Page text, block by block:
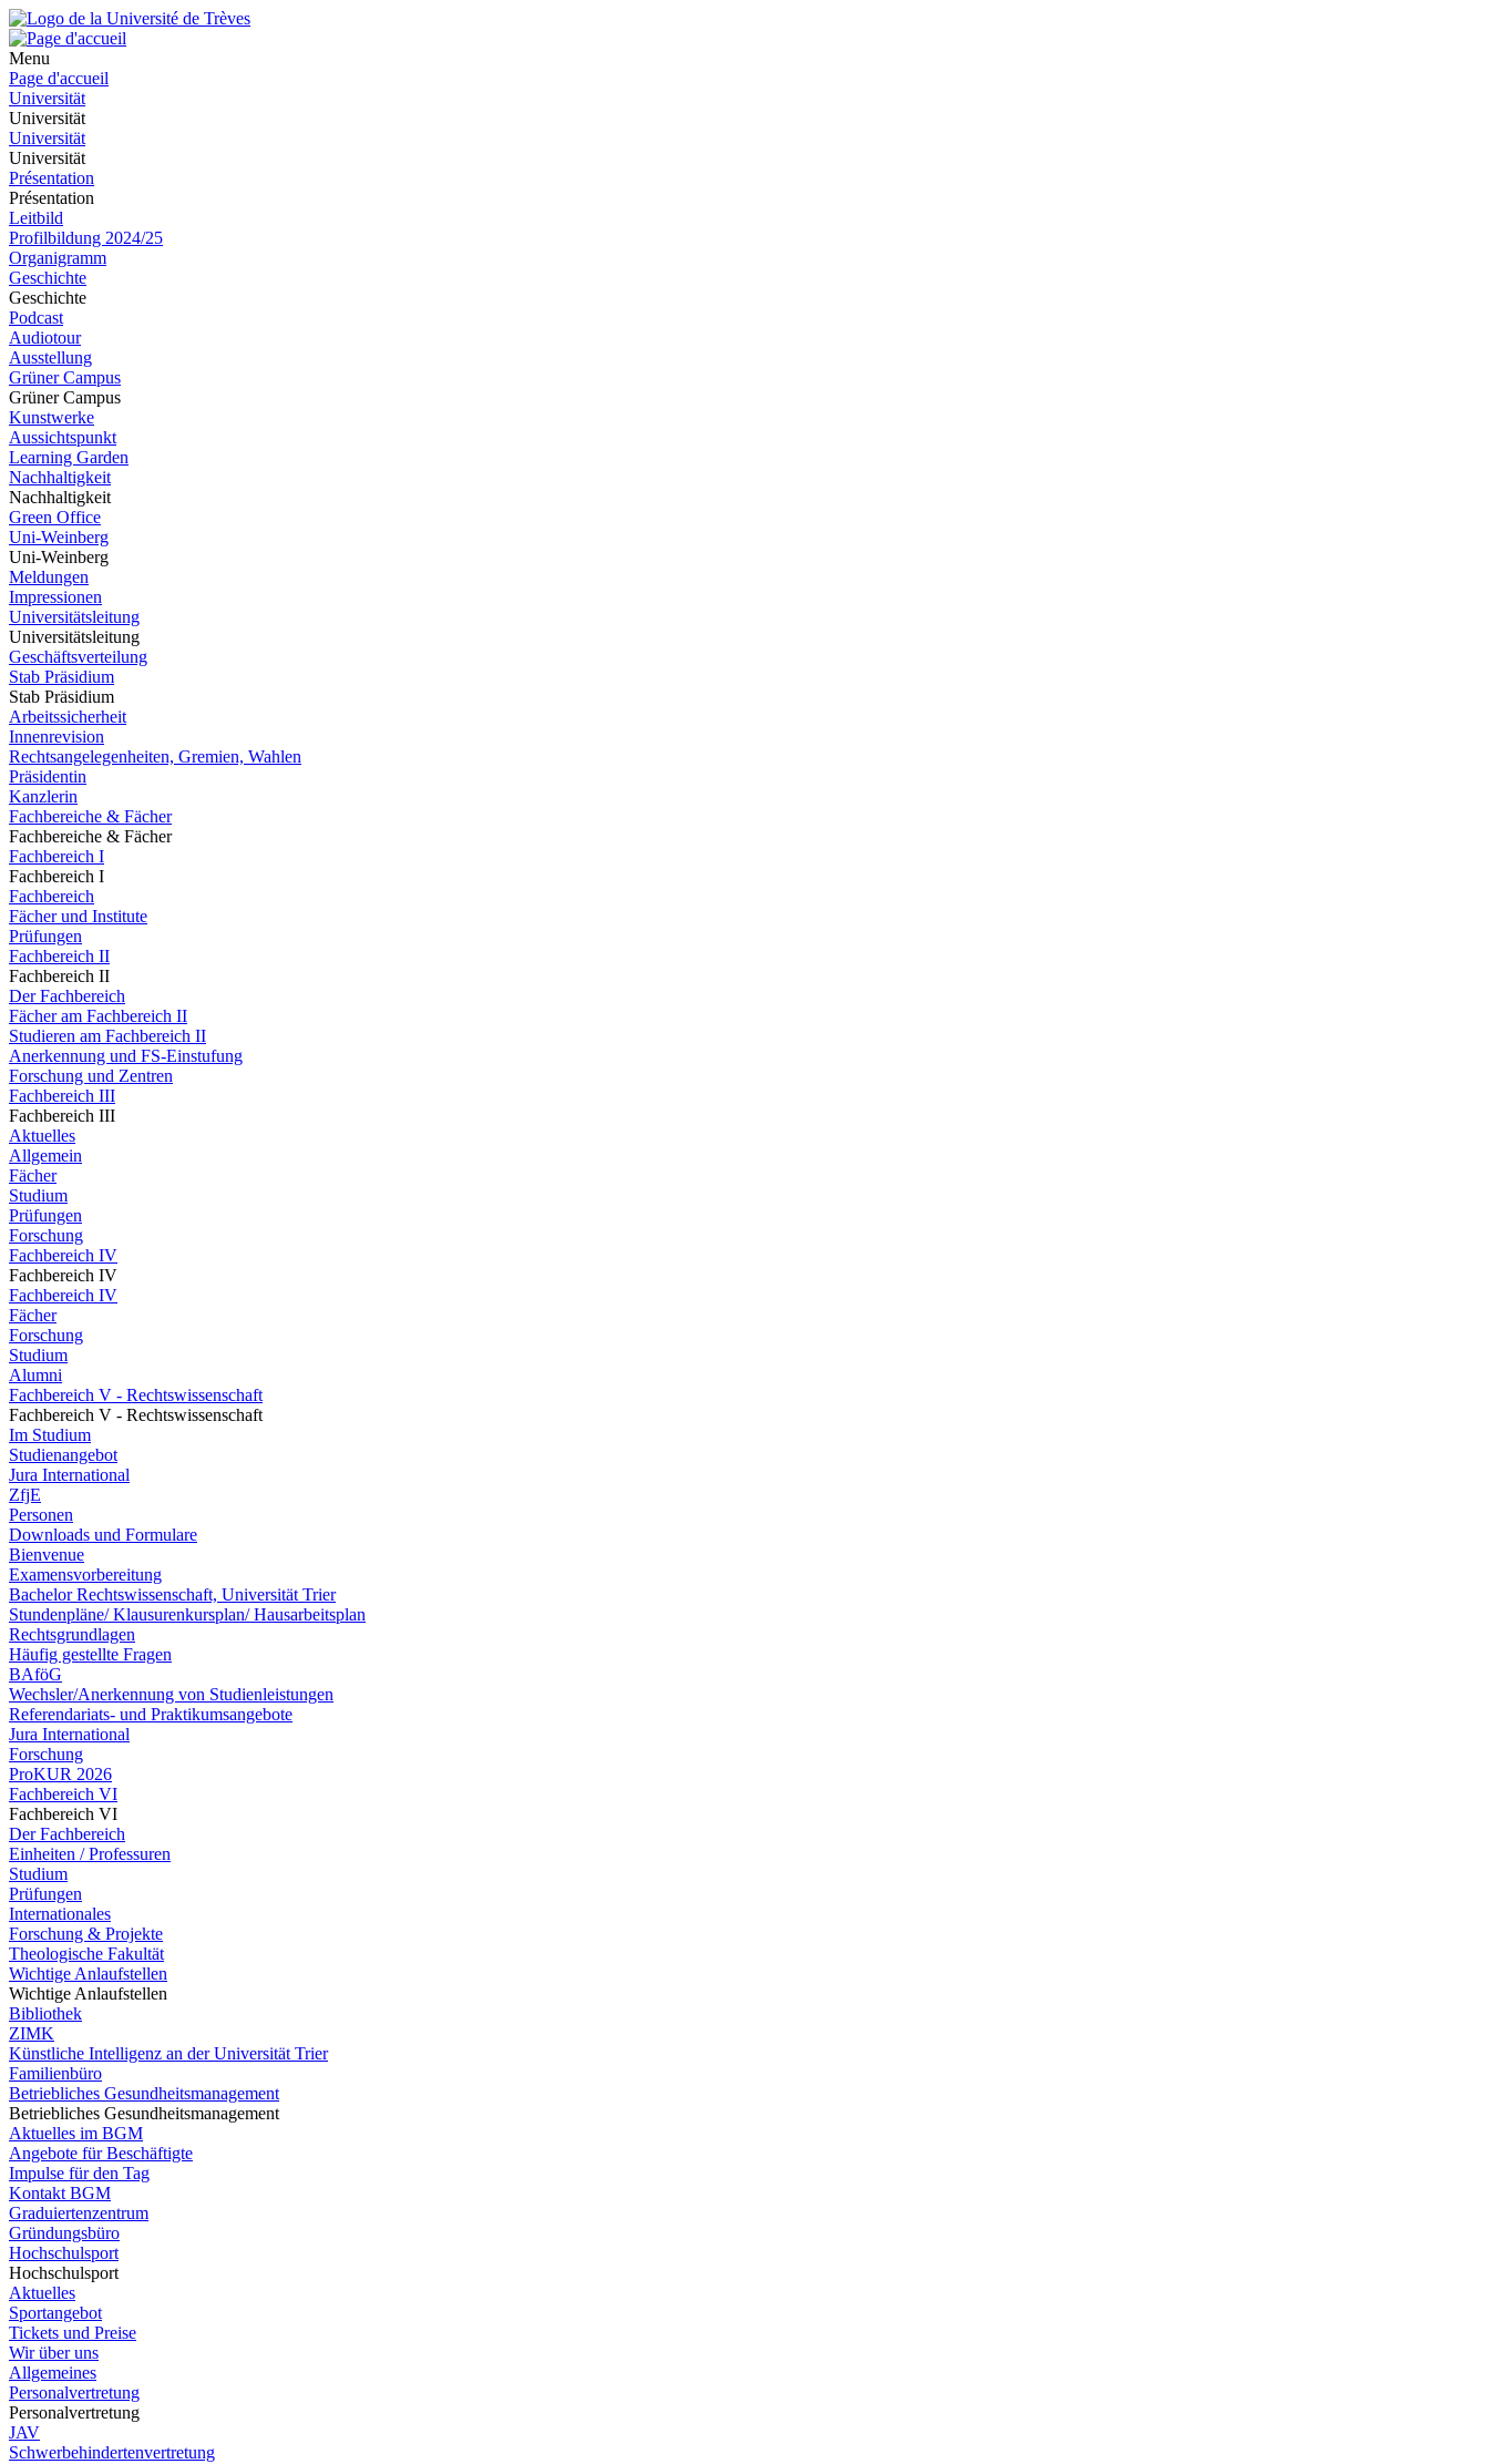
Menu
Page d'accueil
Universität
Universität
Universität
Universität
Présentation
Présentation
Leitbild
Profilbildung 2024/25
Organigramm
Geschichte
Geschichte
Podcast
Audiotour
Ausstellung
Grüner Campus
Grüner Campus
Kunstwerke
Aussichtspunkt
Learning Garden
Nachhaltigkeit
Nachhaltigkeit
Green Office
Uni-Weinberg
Uni-Weinberg
Meldungen
Impressionen
Universitätsleitung
Universitätsleitung
Geschäftsverteilung
Stab Präsidium
Stab Präsidium
Arbeitssicherheit
Innenrevision
Rechtsangelegenheiten, Gremien, Wahlen
Präsidentin
Kanzlerin
Fachbereiche & Fächer
Fachbereiche & Fächer
Fachbereich I
Fachbereich I
Fachbereich
Fächer und Institute
Prüfungen
Fachbereich II
Fachbereich II
Der Fachbereich
Fächer am Fachbereich II
Studieren am Fachbereich II
Anerkennung und FS-Einstufung
Forschung und Zentren
Fachbereich III
Fachbereich III
Aktuelles
Allgemein
Fächer
Studium
Prüfungen
Forschung
Fachbereich IV
Fachbereich IV
Fachbereich IV
Fächer
Forschung
Studium
Alumni
Fachbereich V - Rechtswissenschaft
Fachbereich V - Rechtswissenschaft
Im Studium
Studienangebot
Jura International
ZfjE
Personen
Downloads und Formulare
Bienvenue
Examensvorbereitung
Bachelor Rechtswissenschaft, Universität Trier
Stundenpläne/ Klausurenkursplan/ Hausarbeitsplan
Rechtsgrundlagen
Häufig gestellte Fragen
BAföG
Wechsler/Anerkennung von Studienleistungen
Referendariats- und Praktikumsangebote
Jura International
Forschung
ProKUR 2026
Fachbereich VI
Fachbereich VI
Der Fachbereich
Einheiten / Professuren
Studium
Prüfungen
Internationales
Forschung & Projekte
Theologische Fakultät
Wichtige Anlaufstellen
Wichtige Anlaufstellen
Bibliothek
ZIMK
Künstliche Intelligenz an der Universität Trier
Familienbüro
Betriebliches Gesundheitsmanagement
Betriebliches Gesundheitsmanagement
Aktuelles im BGM
Angebote für Beschäftigte
Impulse für den Tag
Kontakt BGM
Graduiertenzentrum
Gründungsbüro
Hochschulsport
Hochschulsport
Aktuelles
Sportangebot
Tickets und Preise
Wir über uns
Allgemeines
Personalvertretung
Personalvertretung
JAV
Schwerbehindertenvertretung